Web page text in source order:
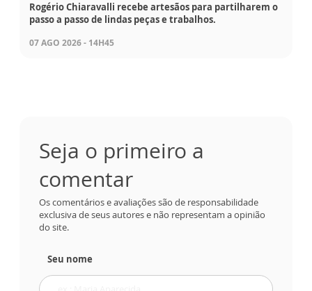
Rogério Chiaravalli recebe artesãos para partilharem o
passo a passo de lindas peças e trabalhos.
07 AGO 2026 - 14H45
Seja o primeiro a
comentar
Os comentários e avaliações são de responsabilidade
exclusiva de seus autores e não representam a opinião
do site.
Seu nome